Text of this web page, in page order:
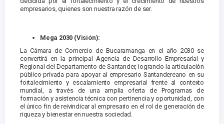
empresarios, quienes son nuestra razón de ser.
Mega 2030 (Visión):
La Cámara de Comercio de Bucaramanga en el año 2030 se
convertirá en la principal Agencia de Desarrollo Empresarial y
Regional del Departamento de Santander, logrando la articulación
público-privada para apoyar al empresario Santandereano en su
fortalecimiento y escalamiento empresarial frente al contexto
mundial, a través de una amplia oferta de Programas de
formación y asistencia técnica con pertinencia y oportunidad, con
el único fin de reivindicar al empresario en el rol de generación de
riqueza y bienestar en nuestra sociedad.